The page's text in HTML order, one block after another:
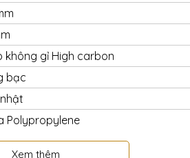
không gỉ High carbon
bạc
Polypropylene
Xem thêm